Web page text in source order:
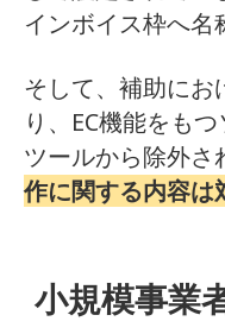
インボイス枠へ名
そして、補助にお
り、EC機能をも
ツールから除外さ
作に関する内容は
小規模事業